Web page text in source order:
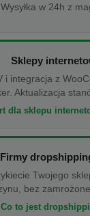
w 24h z
Sklepy
i integracja z
Aktualizacja
dla sklepu
Firmy
Twojego
bez
Co to jest